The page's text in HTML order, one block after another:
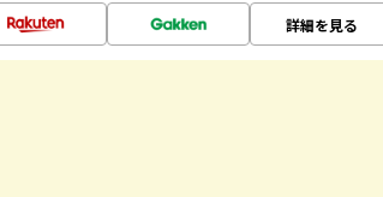
詳細を見る